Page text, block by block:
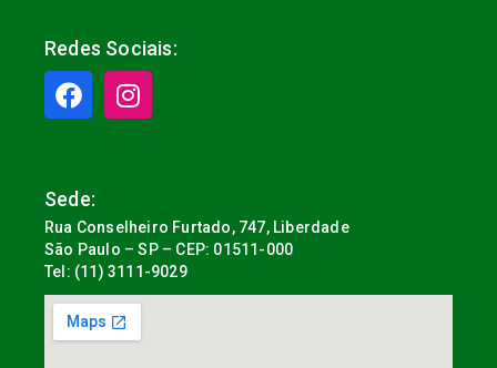
Redes Sociais:
Sede:
Rua Conselheiro Furtado, 747, Liberdade
São Paulo – SP – CEP: 01511-000
Tel: (11) 3111-9029